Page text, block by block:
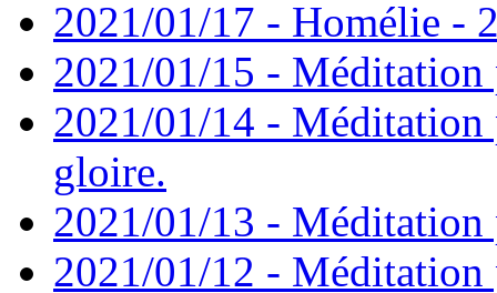
2021/01/17 - Homélie -
2021/01/15 - Méditation
2021/01/14 - Méditation
gloire.
2021/01/13 - Méditation
2021/01/12 - Méditation